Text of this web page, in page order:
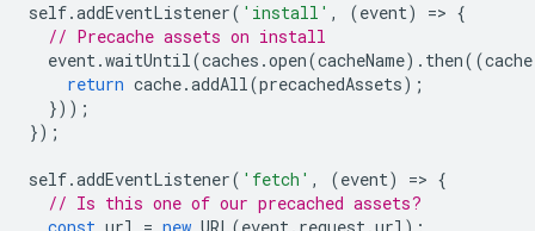
self.addEventListener( 'install' , (event) => {
// Precache assets on install
event.waitUntil(caches .open(cacheName). then((cache
return cache.addAll(precachedAssets);
}));
});
self.addEventListener( 'fetch' , (event) => {
// Is this one of our precached assets?